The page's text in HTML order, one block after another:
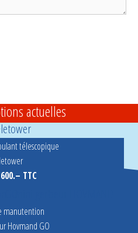
actuelles
télescopique
TTC
manutention
Hovmand GO